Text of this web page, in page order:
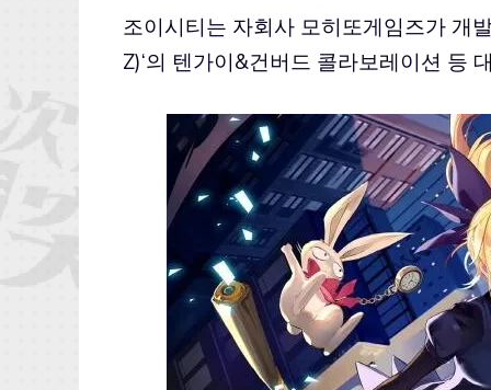
조이시티는 자회사 모히또게임즈가 개
Z)‘의 텐가이&건버드 콜라보레이션 등